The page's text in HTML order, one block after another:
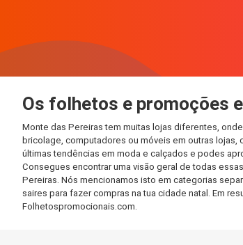
Os folhetos e promoções
Monte das Pereiras tem muitas lojas diferentes,
bricolage, computadores ou móveis em outras
últimas tendências em moda e calçados e podes
Consegues encontrar uma visão geral de todas
Pereiras. Nós mencionamos isto em categorias
saires para fazer compras na tua cidade natal. Em
Folhetospromocionais.com.